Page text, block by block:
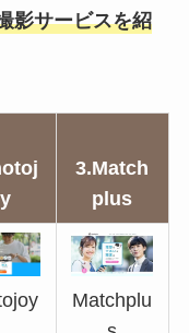
影サービスを紹
3.Match
plus
Matchplu